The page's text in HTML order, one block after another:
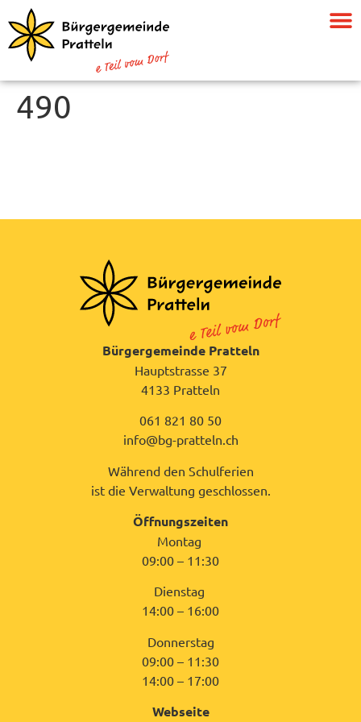
490
Bürgergemeinde Pratteln
Hauptstrasse 37
4133 Pratteln
061 821 80 50
info@bg-pratteln.ch
Während den Schulferien
ist die Verwaltung geschlossen.
Öffnungszeiten
Montag
09:00 – 11:30
Dienstag
14:00 – 16:00
Donnerstag
09:00 – 11:30
14:00 – 17:00
Webseite